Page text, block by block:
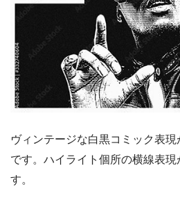
ヴィンテージな白黒コミック表
です。ハイライト個所の横線表
す。